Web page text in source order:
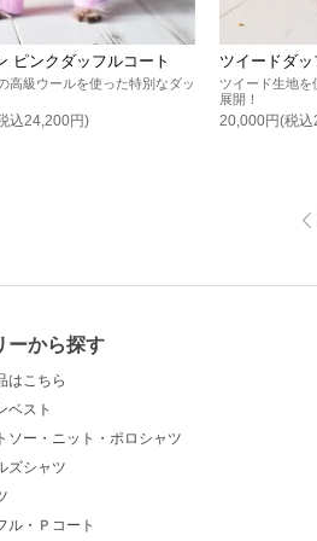
ピンクダッフルコート
高級ウールを使った特別なダッ
込24,200円)
ツイードダッ
ツイード生地を
展開！
20,000円(税
ーから探す
はこちら
ベスト
ソー・ニット・ポロシャツ
ズシャツ
ル・Ｐコート